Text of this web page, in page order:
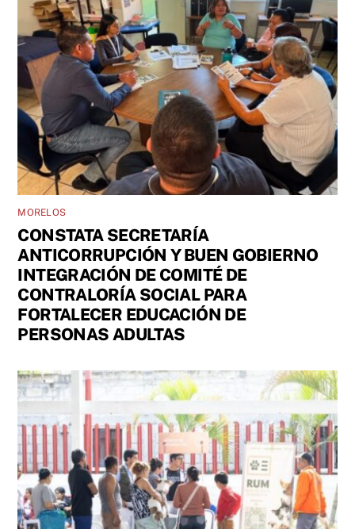
MORELOS
CONSTATA SECRETARÍA
ANTICORRUPCIÓN Y BUEN GOBIERNO
INTEGRACIÓN DE COMITÉ DE
CONTRALORÍA SOCIAL PARA
FORTALECER EDUCACIÓN DE
PERSONAS ADULTAS